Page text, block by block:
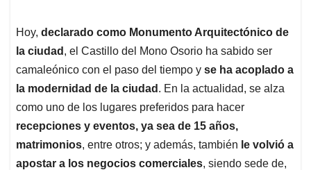
Hoy, declarado como Monumento Arquitectónico de
la ciudad , el Castillo del Mono Osorio ha sabido ser
camaleónico con el paso del tiempo y se ha acoplado a
la modernidad de la ciudad . En la actualidad, se alza
como uno de los lugares preferidos para hacer
recepciones y eventos, ya sea de 15 años,
matrimonios, entre otros; y además, también le volvió a
apostar a los negocios comerciales, siendo sede de,